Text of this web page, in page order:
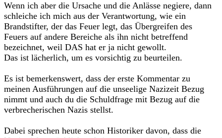
Wenn ich aber die Ursache und die Anlässe negiere, dann
schleiche ich mich aus der Verantwortung, wie ein
Brandstifter, der das Feuer legt, das Übergreifen des
Feuers auf andere Bereiche als ihn nicht betreffend
bezeichnet, weil DAS hat er ja nicht gewollt.
Das ist lächerlich, um es vorsichtig zu beurteilen.
Es ist bemerkenswert, dass der erste Kommentar zu
meinen Ausführungen auf die unseelige Nazizeit Bezug
nimmt und auch du die Schuldfrage mit Bezug auf die
verbrecherischen Nazis stellst.
Dabei sprechen heute schon Historiker davon, dass die